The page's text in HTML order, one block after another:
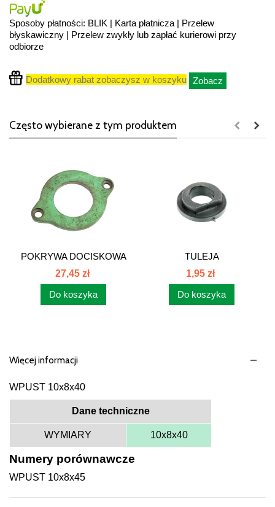
Sposoby płatności: BLIK | Karta płatnicza | Przelew
błyskawiczny | Przelew zwykły lub zapłać kurierowi przy
odbiorze
Dodatkowy rabat zobaczysz w koszyku Zobacz
Często wybierane z tym produktem
POKRYWA DOCISKOWA
ŁOŻ...
27,45 zł
Do koszyka
TULEJA
ŁOŻYSKOWANIA...
1,95 zł
Do koszyka
Więcej informacji
WPUST 10x8x40
Dane techniczne
WYMIARY 10x8x40
Numery porównawcze
WPUST 10x8x45